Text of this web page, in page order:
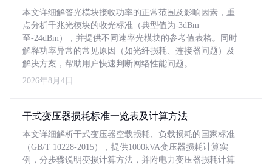
本文详细解答光模块接收功率的正常范围及影响因素，重
点分析千兆光模块的收光标准（典型值为-3dBm
至-24dBm），并提供不同速率光模块的参考值表格。同时
解释功率异常的常见原因（如光纤损耗、连接器问题）及
解决方案，帮助用户快速判断网络性能问题。
2026年8月4日
干式变压器损耗标准一览表及计算方法
本文详细解析干式变压器空载损耗、负载损耗的国家标准
（GB/T 10228-2015），提供1000kVA变压器损耗计算实
例，分步骤说明变损计算方法，并附电力变压器损耗计算